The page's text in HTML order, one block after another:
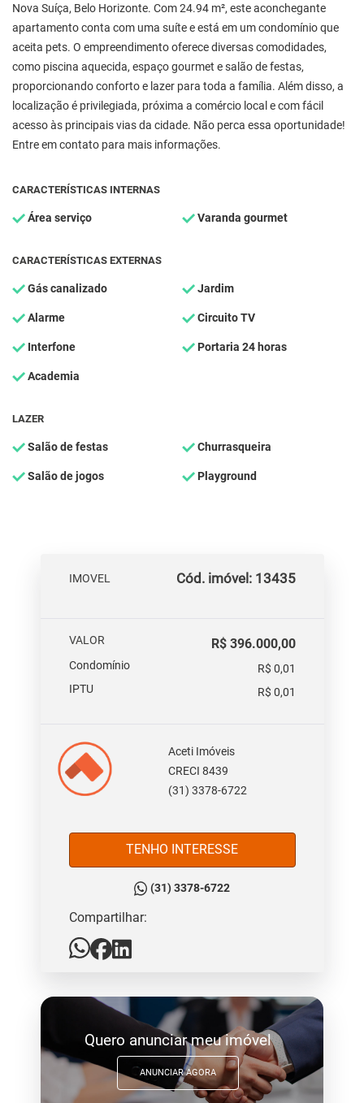
Nova Suíça, Belo Horizonte. Com 24.94 m², este aconchegante
apartamento conta com uma suíte e está em um condomínio que
aceita pets. O empreendimento oferece diversas comodidades,
como piscina aquecida, espaço gourmet e salão de festas,
proporcionando conforto e lazer para toda a família. Além disso, a
localização é privilegiada, próxima a comércio local e com fácil
acesso às principais vias da cidade. Não perca essa oportunidade!
Entre em contato para mais informações.
CARACTERÍSTICAS INTERNAS
Área serviço Varanda gourmet
CARACTERÍSTICAS EXTERNAS
Gás canalizado Jardim
Alarme Circuito TV
Interfone Portaria 24 horas
Academia
LAZER
Salão de festas Churrasqueira
Salão de jogos Playground
IMOVEL Cód. imóvel: 13435
VALOR R$ 396.000,00
Condomínio
R$ 0,01
IPTU
R$ 0,01
Aceti Imóveis
CRECI 8439
(31) 3378-6722
TENHO INTERESSE
(31) 3378-6722
Compartilhar:
Quero anunciar meu imóvel
ANUNCIAR AGORA